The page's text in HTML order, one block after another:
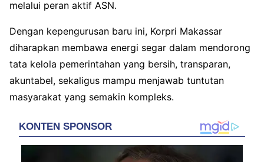
melalui peran aktif ASN.
Dengan kepengurusan baru ini, Korpri Makassar
diharapkan membawa energi segar dalam mendorong
tata kelola pemerintahan yang bersih, transparan,
akuntabel, sekaligus mampu menjawab tuntutan
masyarakat yang semakin kompleks.